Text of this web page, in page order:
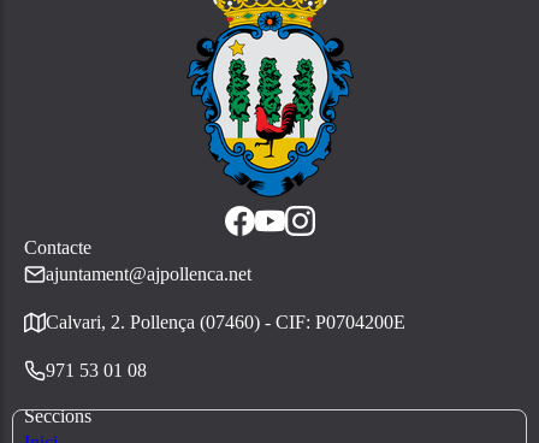
Contacte
ajuntament@ajpollenca.net
Calvari, 2. Pollença (07460) - CIF: P0704200E
971 53 01 08
Seccions